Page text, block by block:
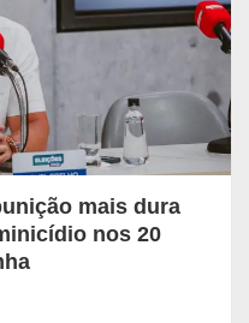
mais dura
nos 20